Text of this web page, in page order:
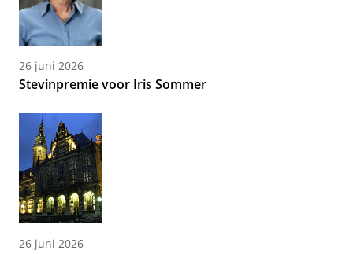
26 juni 2026
Stevinpremie voor Iris Sommer
26 juni 2026